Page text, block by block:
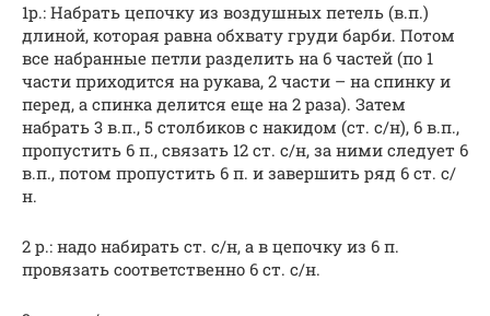
1р.: Набрать цепочку из воздушных петель (в.п.)
длиной, которая равна обхвату груди барби. Потом
все набранные петли разделить на 6 частей (по 1
части приходится на рукава, 2 части – на спинку и
перед, а спинка делится еще на 2 раза). Затем
набрать 3 в.п., 5 столбиков с накидом (ст. с/н), 6 в.п.,
пропустить 6 п., связать 12 ст. с/н, за ними следует 6
в.п., потом пропустить 6 п. и завершить ряд 6 ст. с/
н.
2 р.: надо набирать ст. с/н, а в цепочку из 6 п.
провязать соответственно 6 ст. с/н.